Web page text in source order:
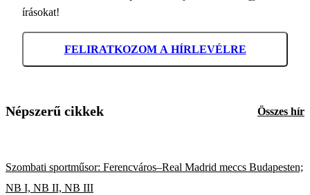
írásokat!
FELIRATKOZOM A HÍRLEVÉLRE
Népszerű cikkek Összes hír
Szombati sportműsor: Ferencváros–Real Madrid meccs Budapesten;
NB I, NB II, NB III